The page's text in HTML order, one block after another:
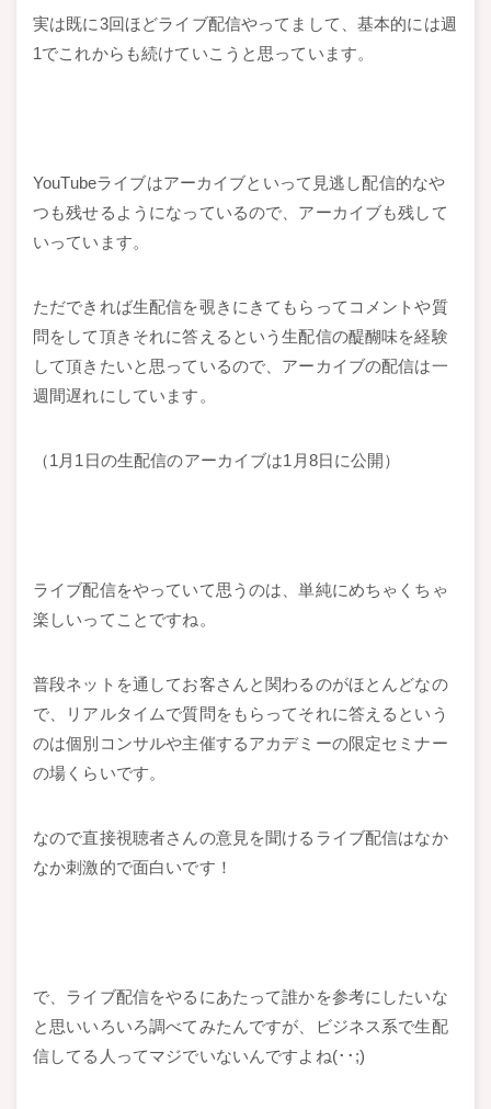
実は既に3回ほどライブ配信やってまして、基本的には週
1でこれからも続けていこうと思っています。
YouTubeライブはアーカイブといって見逃し配信的なや
つも残せるようになっているので、アーカイブも残して
いっています。
ただできれば生配信を覗きにきてもらってコメントや質
問をして頂きそれに答えるという生配信の醍醐味を経験
して頂きたいと思っているので、アーカイブの配信は一
週間遅れにしています。
（1月1日の生配信のアーカイブは1月8日に公開）
ライブ配信をやっていて思うのは、単純にめちゃくちゃ
楽しいってことですね。
普段ネットを通してお客さんと関わるのがほとんどなの
で、リアルタイムで質問をもらってそれに答えるという
のは個別コンサルや主催するアカデミーの限定セミナー
の場くらいです。
なので直接視聴者さんの意見を聞けるライブ配信はなか
なか刺激的で面白いです！
で、ライブ配信をやるにあたって誰かを参考にしたいな
と思いいろいろ調べてみたんですが、ビジネス系で生配
信してる人ってマジでいないんですよね(･･;)